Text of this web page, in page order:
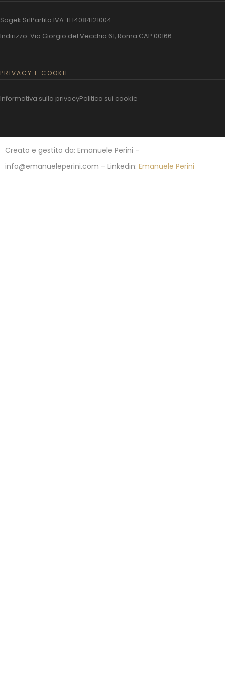
Sogek SrlPartita IVA: IT14084121004
Indirizzo: Via Giorgio del Vecchio 61, Roma CAP 00166
PRIVACY E COOKIE
Informativa sulla privacyPolitica sui cookie
Creato e gestito da: Emanuele Perini –
info@emanueleperini.com – Linkedin: Emanuele Perini